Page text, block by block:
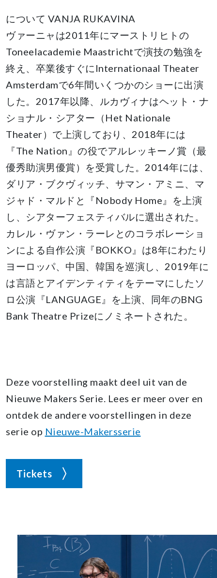
について VANJA RUKAVINA
ヴァーニャは2011年にマーストリヒトの
Toneelacademie Maastrichtで演技の勉強を
終え、卒業後すぐにInternationaal Theater
Amsterdamで6年間いくつかのショーに出演
した。2017年以降、ルカヴィナはヘット・ナ
ショナル・シアター（Het Nationale
Theater）で上演しており、2018年には
『The Nation』の役でアルレッキーノ賞（最
優秀助演男優賞）を受賞した。2014年には、
ダリア・ブクヴィッチ、サマン・アミニ、マ
ジャド・マルドと『Nobody Home』を上演
し、シアターフェスティバルに選出された。
カレル・ヴァン・ラーレとのコラボレーショ
ンによる自作公演『BOKKO』は8年にわたり
ヨーロッパ、中国、韓国を巡演し、2019年に
は言語とアイデンティティをテーマにしたソ
ロ公演『LANGUAGE』を上演、同年のBNG
Bank Theatre Prizeにノミネートされた。
Deze voorstelling maakt deel uit van de
Nieuwe Makers Serie. Lees er meer over en
ontdek de andere voorstellingen in deze
serie op Nieuwe-Makersserie
Tickets